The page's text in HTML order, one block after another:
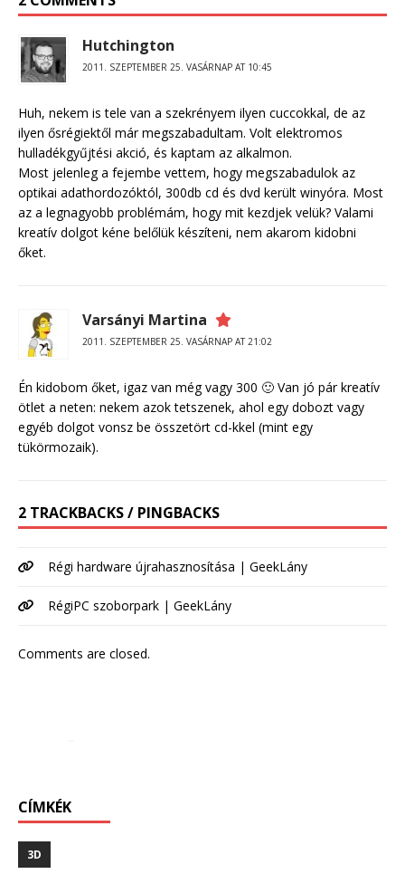
Hutchington
2011. SZEPTEMBER 25. VASÁRNAP AT 10:45
Huh, nekem is tele van a szekrényem ilyen cuccokkal, de az
ilyen ősrégiektől már megszabadultam. Volt elektromos
hulladékgyűjtési akció, és kaptam az alkalmon.
Most jelenleg a fejembe vettem, hogy megszabadulok az
optikai adathordozóktól, 300db cd és dvd került winyóra. Most
az a legnagyobb problémám, hogy mit kezdjek velük? Valami
kreatív dolgot kéne belőlük készíteni, nem akarom kidobni
őket.
Varsányi Martina
2011. SZEPTEMBER 25. VASÁRNAP AT 21:02
Én kidobom őket, igaz van még vagy 300 🙂 Van jó pár kreatív
ötlet a neten: nekem azok tetszenek, ahol egy dobozt vagy
egyéb dolgot vonsz be összetört cd-kkel (mint egy
tükörmozaik).
2 TRACKBACKS / PINGBACKS
Régi hardware újrahasznosítása | GeekLány
RégiPC szoborpark | GeekLány
Comments are closed.
CÍMKÉK
3D